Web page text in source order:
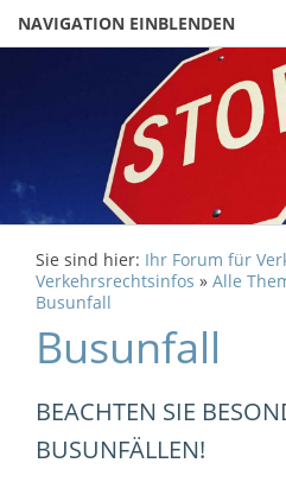
NAVIGATION EINBLENDEN
Sie sind hier: Ihr Forum für
Verkehrsrechtsinfos » Alle
Busunfall
Busunfall
BEACHTEN SIE
BUSUNFÄLLEN!